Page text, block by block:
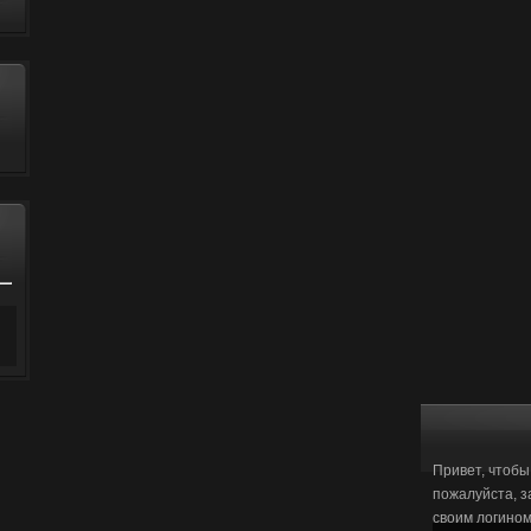
Привет,
пожалуйста,
своим логином